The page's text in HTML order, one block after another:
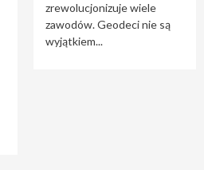
zrewolucjonizuje wiele
zawodów. Geodeci nie są
wyjątkiem...